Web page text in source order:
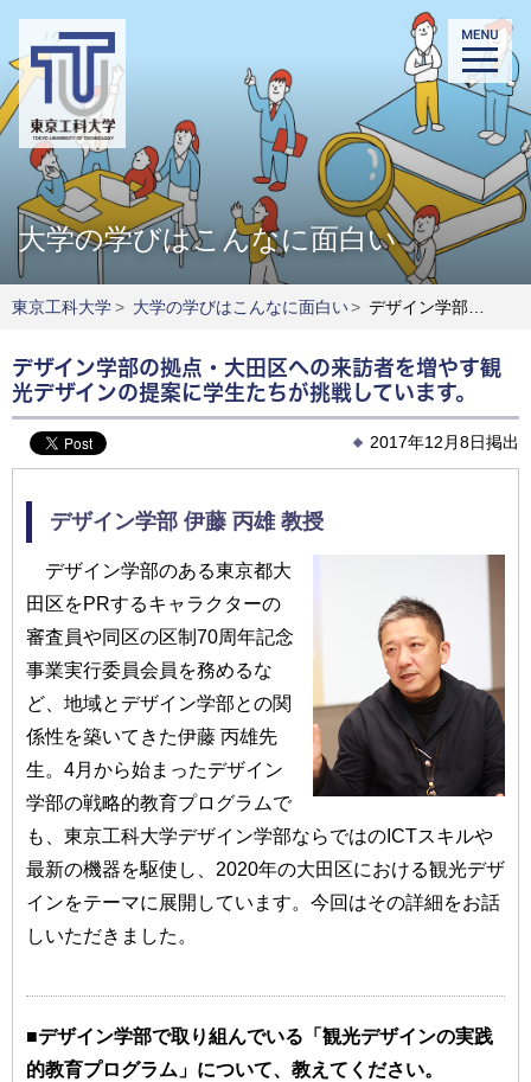
大学の学びはこんなに面白い
東京工科大学> 大学の学びはこんなに面白い> デザイン学部の拠点・大田区への来訪者を増やす観光デザインの提案に学生たちが挑戦しています。
デザイン学部の拠点・大田区への来訪者を増やす観
光デザインの提案に学生たちが挑戦しています。
2017年12月8日掲出
デザイン学部 伊藤 丙雄 教授
デザイン学部のある東京都大
田区をPRするキャラクターの
審査員や同区の区制70周年記念
事業実行委員会員を務めるな
ど、地域とデザイン学部との関
係性を築いてきた伊藤 丙雄先
生。4月から始まったデザイン
学部の戦略的教育プログラムで
も、東京工科大学デザイン学部ならではのICTスキルや
最新の機器を駆使し、2020年の大田区における観光デザ
インをテーマに展開しています。今回はその詳細をお話
しいただきました。
■デザイン学部で取り組んでいる「観光デザインの実践
的教育プログラム」について、教えてください。